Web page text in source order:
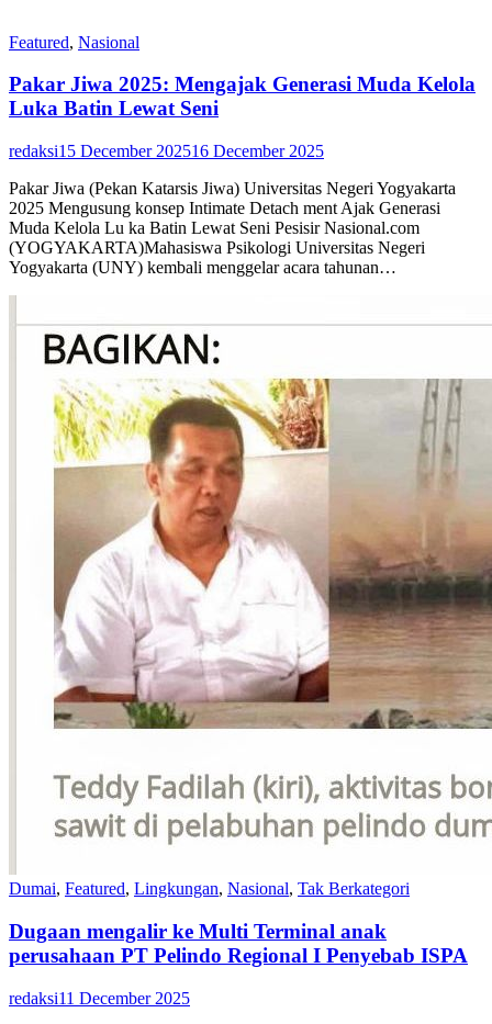
Featured, Nasional
Pakar Jiwa 2025: Mengajak Generasi Muda Kelola
Luka Batin Lewat Seni
redaksi15 December 202516 December 2025
Pakar Jiwa (Pekan Katarsis Jiwa) Universitas Negeri Yogyakarta
2025 Mengusung konsep Intimate Detach ment Ajak Generasi
Muda Kelola Lu ka Batin Lewat Seni Pesisir Nasional.com
(YOGYAKARTA)Mahasiswa Psikologi Universitas Negeri
Yogyakarta (UNY) kembali menggelar acara tahunan…
Dumai, Featured, Lingkungan, Nasional, Tak Berkategori
Dugaan mengalir ke Multi Terminal anak
perusahaan PT Pelindo Regional I Penyebab ISPA
redaksi11 December 2025